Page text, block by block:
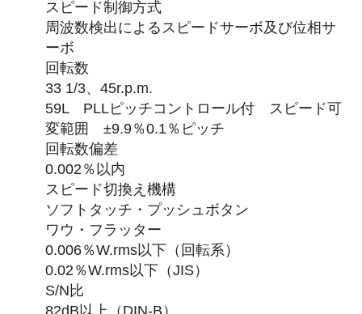
スピード制御方式
周波数検出によるスピードサーボ及び位相サ
ーボ
回転数
33 1/3、45r.p.m.
59L PLLピッチコントロール付 スピード可
変範囲 ±9.9％0.1％ピッチ
回転数偏差
0.002％以内
スピード切換え機構
ソフトタッチ・プッシュボタン
ワウ・フラッター
0.006％W.rms以下（回転系）
0.02％W.rms以下（JIS）
S/N比
82dB以上（DIN-B）